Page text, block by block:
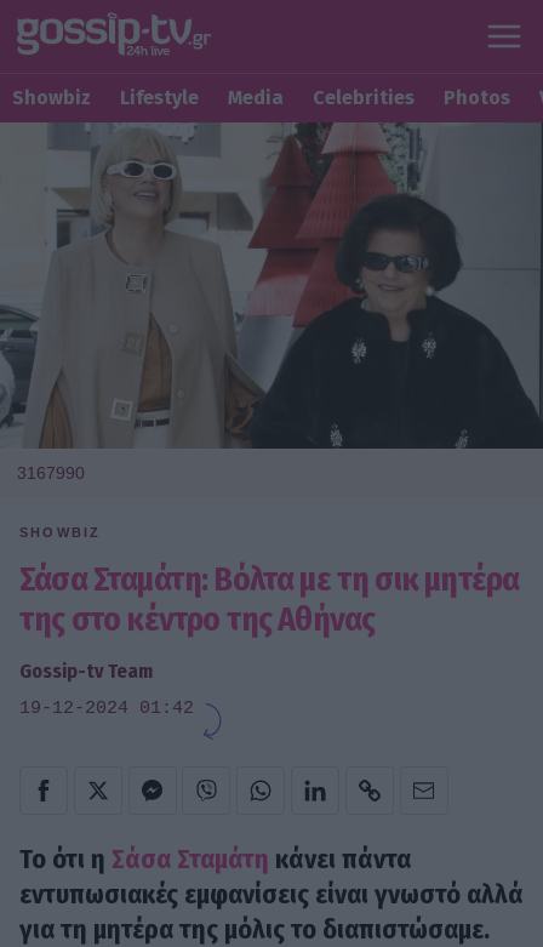
Showbiz Lifestyle Media Celebrities Photos
3167990
SHOWBIZ
Σάσα Σταμάτη: Βόλτα με τη σικ μητέρα
της στο κέντρο της Αθήνας
Gossip-tv Team
19-12-2024 01:42
Το ότι η Σάσα Σταμάτη κάνει πάντα
εντυπωσιακές εμφανίσεις είναι γνωστό αλλά
για τη μητέρα της μόλις το διαπιστώσαμε.